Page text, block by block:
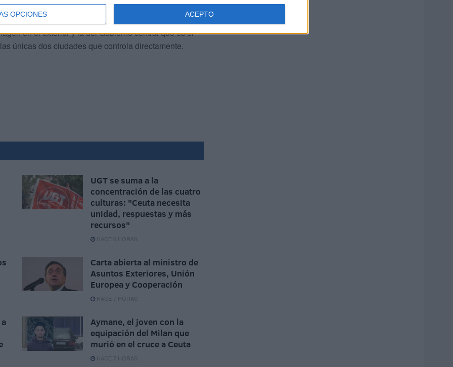
OPCIONES ACEPTO
como el confinamiento domiciliario o cierre
afectaría gravemente a la vida ciudadana y
en el exterior y la del Gobierno central que es el
únicas dos ciudades que controla directamente.
UGT se suma a la
concentración de las cuatro
culturas: "Ceuta necesita
unidad, respuestas y más
recursos"
HACE 6 HORAS
Carta abierta al ministro de
Asuntos Exteriores, Unión
Europea y Cooperación
HACE 7 HORAS
Aymane, el joven con la
equipación del Milan que
murió en el cruce a Ceuta
HACE 7 HORAS